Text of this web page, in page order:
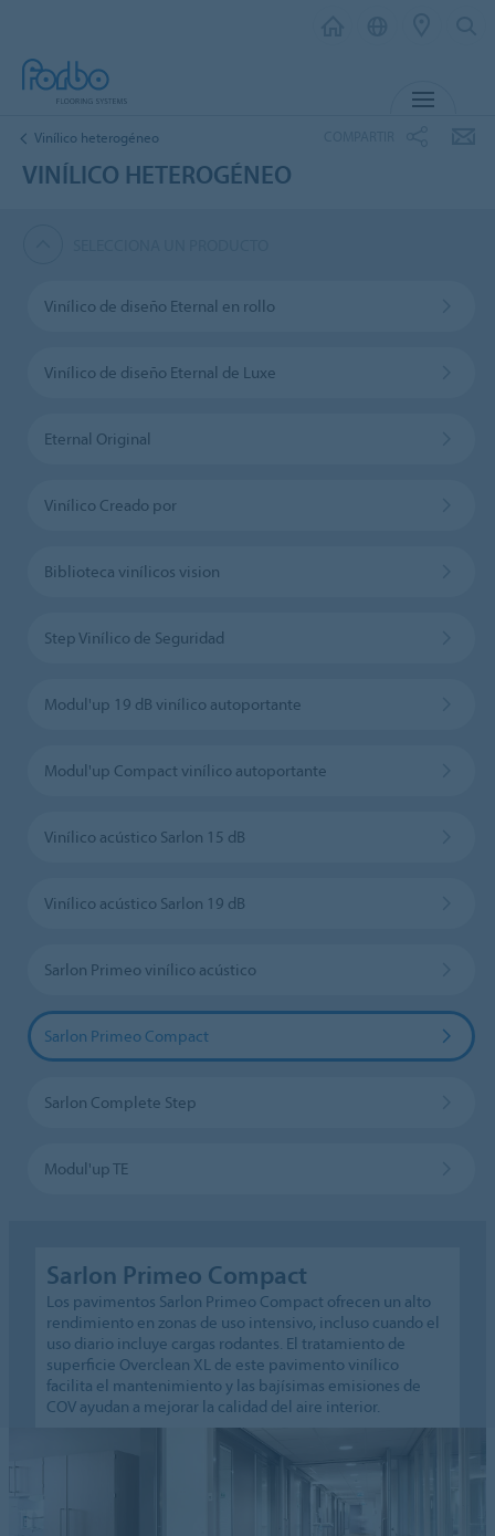
Vinílico heterogéneo
VINÍLICO HETEROGÉNEO
Vinílico de diseño Eternal en rollo
Vinílico de diseño Eternal de Luxe
Eternal Original
Vinílico Creado por
Biblioteca vinílicos vision
Step Vinílico de Seguridad
Modul'up 19 dB vinílico autoportante
Modul'up Compact vinílico autoportante
Vinílico acústico Sarlon 15 dB
Vinílico acústico Sarlon 19 dB
Sarlon Primeo vinílico acústico
Sarlon Primeo Compact
Sarlon Complete Step
Modul'up TE
Sarlon Primeo Compact
Los pavimentos Sarlon Primeo Compact ofrecen un alto
rendimiento en zonas de uso intensivo, incluso cuando el
uso diario incluye cargas rodantes. El tratamiento de
superficie Overclean XL de este pavimento vinílico
facilita el mantenimiento y las bajísimas emisiones de
COV ayudan a mejorar la calidad del aire interior.